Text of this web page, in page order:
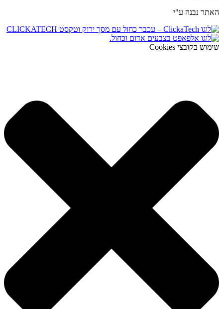
האתר נבנה ע"י
שימוש בקובצי Cookies